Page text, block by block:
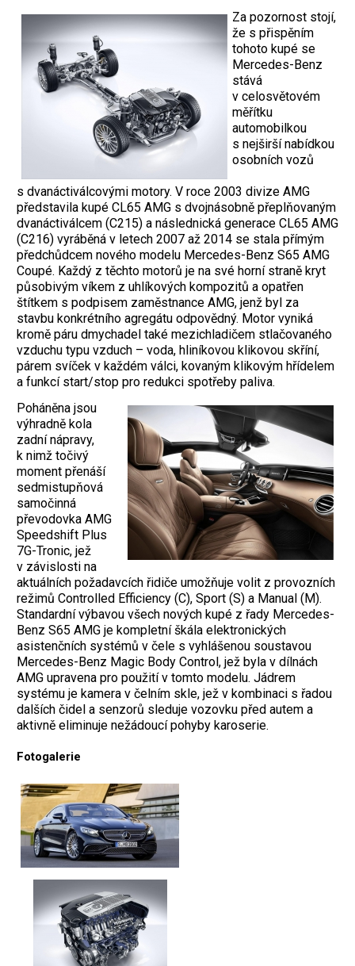
Za pozornost stojí,
že s přispěním
tohoto kupé se
Mercedes-Benz
stává
v celosvětovém
měřítku
automobilkou
s nejširší nabídkou
osobních vozů
s dvanáctiválcovými motory. V roce 2003 divize AMG
představila kupé CL65 AMG s dvojnásobně přeplňovaným
dvanáctiválcem (C215) a následnická generace CL65 AMG
(C216) vyráběná v letech 2007 až 2014 se stala přímým
předchůdcem nového modelu Mercedes-Benz S65 AMG
Coupé. Každý z těchto motorů je na své horní straně kryt
působivým víkem z uhlíkových kompozitů a opatřen
štítkem s podpisem zaměstnance AMG, jenž byl za
stavbu konkrétního agregátu odpovědný. Motor vyniká
kromě páru dmychadel také mezichladičem stlačovaného
vzduchu typu vzduch – voda, hliníkovou klikovou skříní,
párem svíček v každém válci, kovaným klikovým hřídelem
a funkcí start/stop pro redukci spotřeby paliva.
Poháněna jsou
výhradně kola
zadní nápravy,
k nimž točivý
moment přenáší
sedmistupňová
samočinná
převodovka AMG
Speedshift Plus
7G-Tronic, jež
v závislosti na
aktuálních požadavcích řidiče umožňuje volit z provozních
režimů Controlled Efficiency (C), Sport (S) a Manual (M).
Standardní výbavou všech nových kupé z řady Mercedes-
Benz S65 AMG je kompletní škála elektronických
asistenčních systémů v čele s vyhlášenou soustavou
Mercedes-Benz Magic Body Control, jež byla v dílnách
AMG upravena pro použití v tomto modelu. Jádrem
systému je kamera v čelním skle, jež v kombinaci s řadou
dalších čidel a senzorů sleduje vozovku před autem a
aktivně eliminuje nežádoucí pohyby karoserie.
Fotogalerie